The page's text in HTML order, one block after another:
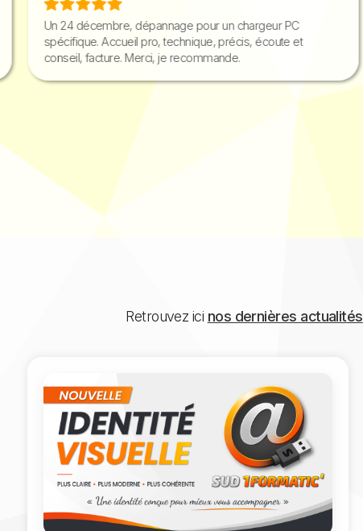
Un 24 décembre, dépannage pour un chargeur PC
spécifique. Accueil pro, technique, précis, écoute et
conseil, facture. Merci, je recommande.
Retrouvez ici nos dernières actualités